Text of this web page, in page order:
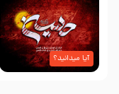
آیا میدانید؟